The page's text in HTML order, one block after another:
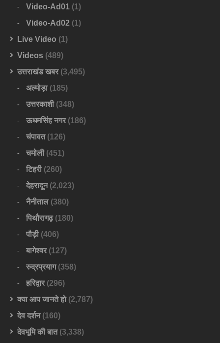
Video-Ad01 (1)
Video-Ad02 (1)
Live Video (1)
Videos (489)
उत्तराखंड खबर(3,495)
अल्मोड़ा(185)
उत्तरकाशी(348)
ऊधमसिंह नगर(186)
चंपावत(126)
चमोली(451)
टिहरी(260)
देहरादून(2,023)
नैनीताल(380)
पिथौरागढ़(180)
पौड़ी(406)
बागेश्वर(127)
रुद्रप्रयाग(358)
हरिद्वार(296)
क्या आप जानते हो(2,787)
देव दर्शन(160)
देवभूमि की बात(3,338)